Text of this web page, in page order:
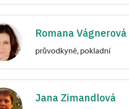
náměstí 5. května 1/, Libochovice
Romana Vágnerová
průvodkyně, pokladní
náměstí 5. května 1/, Libochovice
Jana Zimandlová